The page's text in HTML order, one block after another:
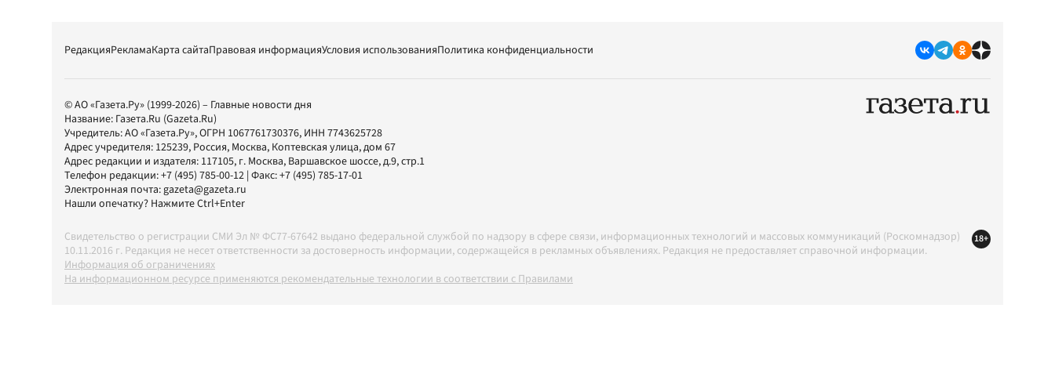
РедакцияРекламаКарта сайтаПравовая информацияУсловия использованияПолитика конфиденциальности
© АО «Газета.Ру» (1999-2026) – Главные новости дня
Название: Газета.Ru (Gazeta.Ru)
Учредитель:АО «Газета.Ру», ОГРН 1067761730376, ИНН 7743625728
Адрес учредителя: 125239, Россия, Москва, Коптевская улица, дом 67
Адрес редакции и издателя: 117105, г. Москва, Варшавское шоссе, д.9, стр.1
Телефон редакции:+7 (495) 785-00-12 | Факс:+7 (495) 785-17-01
Электронная почта:gazeta@gazeta.ru
Нашли опечатку? Нажмите Ctrl+Enter
Свидетельство о регистрации СМИ Эл № ФС77-67642 выдано федеральной службой по надзору в сфере связи, информационных технологий и массовых коммуникаций (Роскомнадзор)
10.11.2016 г. Редакция не несет ответственности за достоверность информации, содержащейся в рекламных объявлениях. Редакция не предоставляет справочной информации.
Информация об ограничениях
На информационном ресурсе применяются рекомендательные технологии в соответствии с Правилами
18+